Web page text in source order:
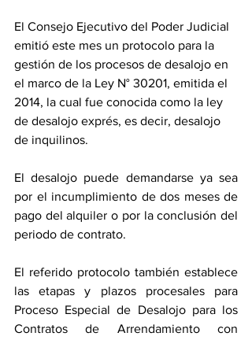
El Consejo Ejecutivo del Poder Judicial
emitió este mes un protocolo para la
gestión de los procesos de desalojo en
el marco de la Ley N° 30201, emitida el
2014, la cual fue conocida como la ley
de desalojo exprés, es decir, desalojo
de inquilinos.
El desalojo puede demandarse ya sea
por el incumplimiento de dos meses de
pago del alquiler o por la conclusión del
periodo de contrato.
El referido protocolo también establece
las etapas y plazos procesales para
Proceso Especial de Desalojo para los
Contratos de Arrendamiento con